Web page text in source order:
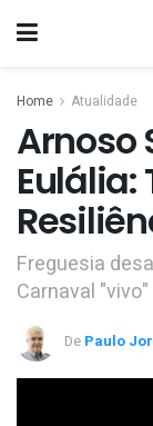
Home Atualidade
Arnoso
Eulália:
Freguesia
Carnaval
De Paulo